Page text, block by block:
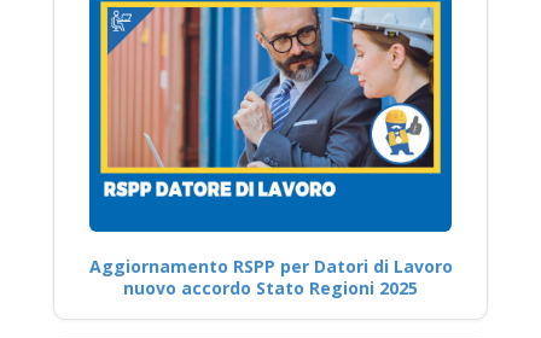
Aggiornamento RSPP per Datori di Lavoro
nuovo accordo Stato Regioni 2025